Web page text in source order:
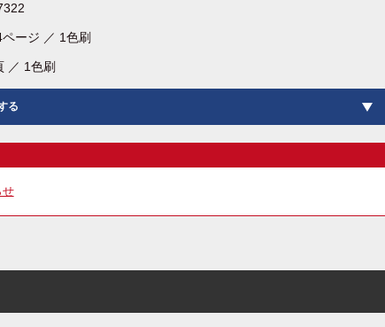
ージ ／ 1色刷
／ 1色刷
る
せ